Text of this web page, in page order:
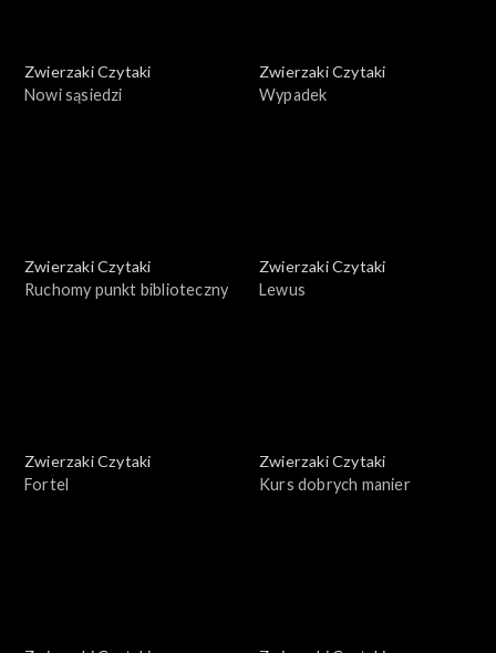
Zwierzaki Czytaki
Nowi sąsiedzi
Zwierzaki Czytaki
Wypadek
Zwierzaki Czytaki
Ruchomy punkt biblioteczny
Zwierzaki Czytaki
Lewus
Zwierzaki Czytaki
Fortel
Zwierzaki Czytaki
Kurs dobrych manier